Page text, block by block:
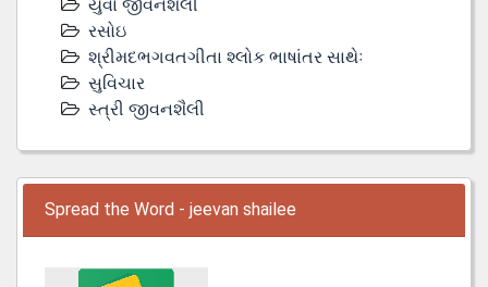
યુવા જીવનશૈલી
રસોઇ
શ્રીમદભગવતગીતા શ્લોક ભાષાંતર સાથેઃ
સુવિચાર
સ્ત્રી જીવનશૈલી
Spread the Word - jeevan shailee